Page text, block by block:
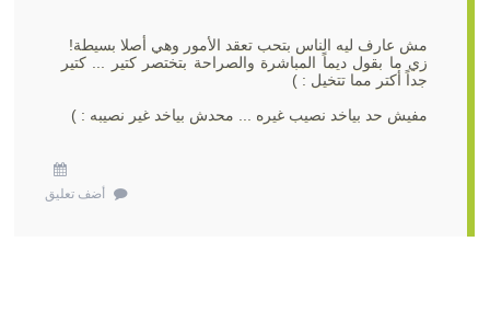
مش عارف ليه الناس بتحب تعقد الأمور وهي أصلا بسيطة!
زي ما بقول ديماً المباشرة والصراحة بتختصر كتير ... كتير
جداً أكتر مما تتخيل : )
مفيش حد بياخد نصيب غيره ... محدش بياخد غير نصيبه : )
أضف تعليق